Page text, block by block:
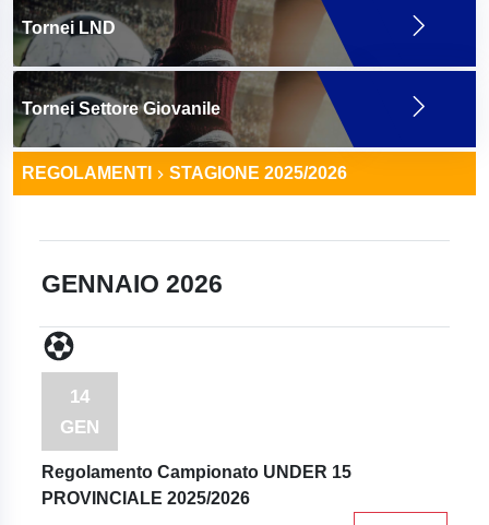
Tornei LND
Tornei Settore Giovanile
REGOLAMENTI STAGIONE 2025/2026
GENNAIO 2026
14
GEN
Regolamento Campionato UNDER 15
PROVINCIALE 2025/2026